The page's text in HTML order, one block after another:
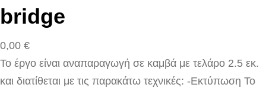
bridge
0,00 €
Το έργο είναι αναπαραγωγή σε καμβά με τελάρο 2.5 εκ.
και διατίθεται με τις παρακάτω τεχνικές: -Εκτύπωση Το